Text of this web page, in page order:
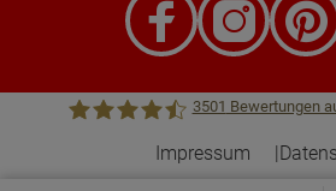
3501 Bewertungen
Impressum